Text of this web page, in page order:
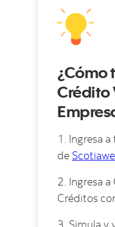
¿Cómo
Crédito
1. Ingresa
de
2. Ingresa
Créditos
3. Simula y